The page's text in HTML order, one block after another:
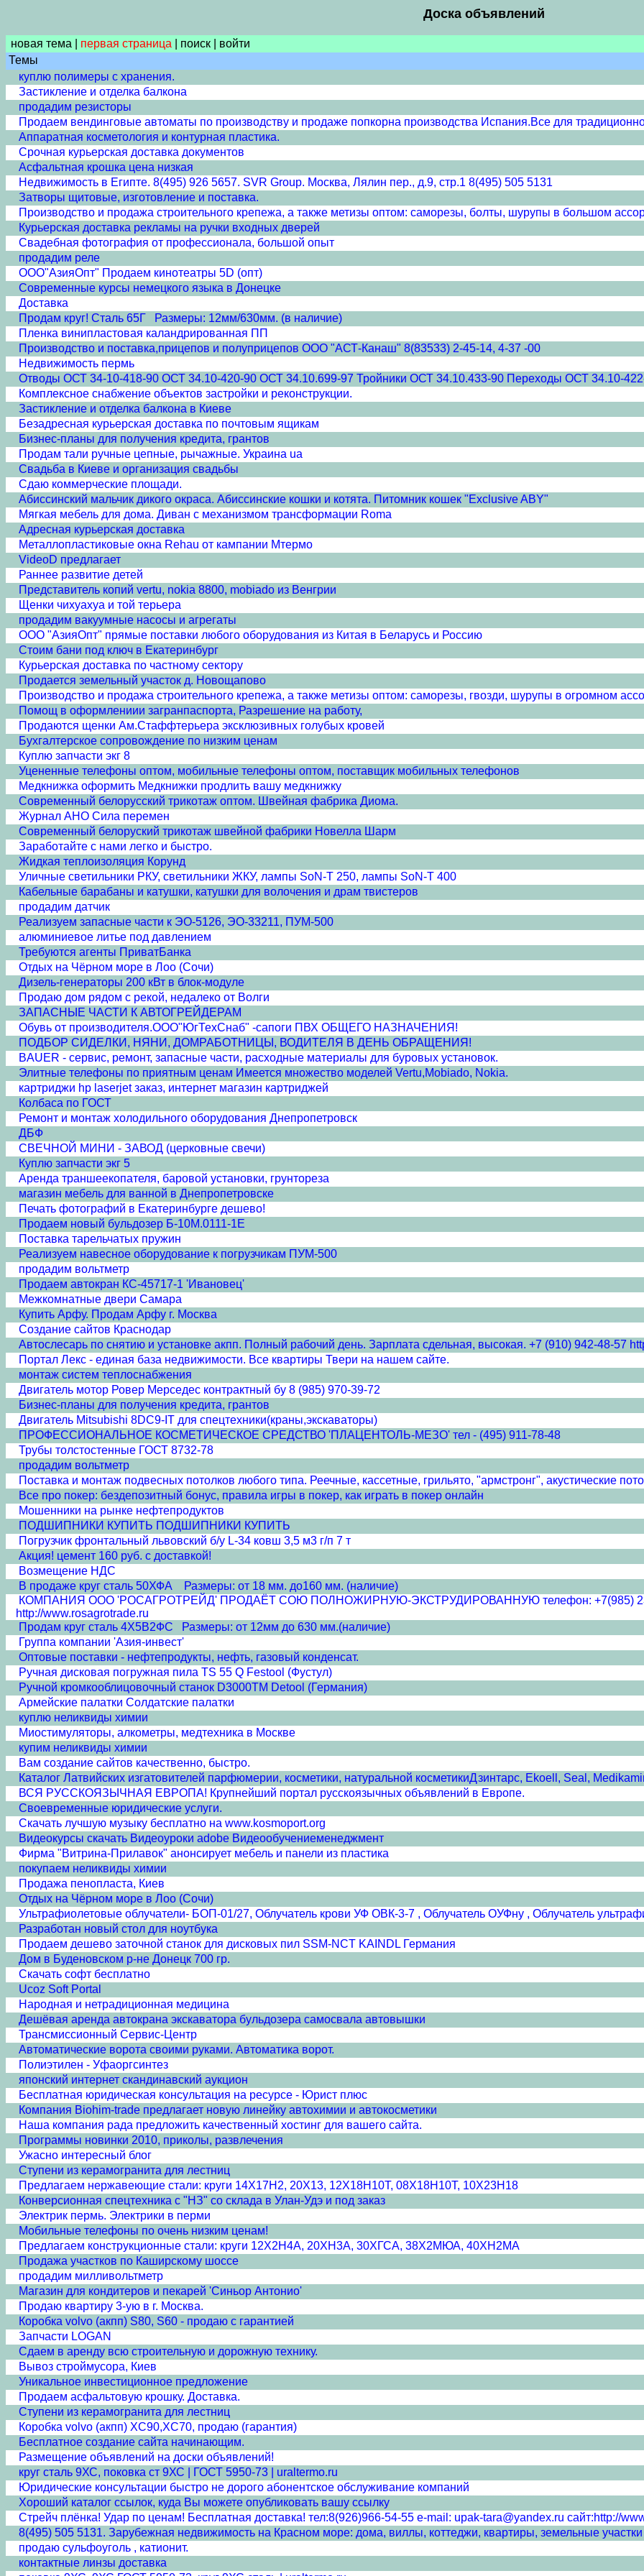
Доска объявлений
новая тема первая страница поиск войти
Темы
куплю полимеры с хранения.
Застикление и отделка балкона
продадим резисторы
Продаем вендинговые автоматы по производству и продаже попкорна производства Испания.Все для
Аппаратная косметология и контурная пластика.
Срочная курьерская доставка документов
Асфальтная крошка цена низкая
Недвижимость в Египте. 8(495) 926 5657. SVR Group. Москва, Лялин пер., д.9, стр.1 8(495) 505 5131
Затворы щитовые, изготовление и поставка.
Производство и продажа строительного крепежа, а также метизы оптом: саморезы, болты, шурупы в большом
Курьерская доставка рекламы на ручки входных дверей
Свадебная фотография от профессионала, большой опыт
продадим реле
ООО"АзияОпт" Продаем кинотеатры 5D (опт)
Современные курсы немецкого языка в Донецке
Доставка
Продам круг! Сталь 65Г Размеры: 12мм/630мм. (в наличие)
Пленка винипластовая каландрированная ПП
Производство и поставка,прицепов и полуприцепов ООО "АСТ-Канаш" 8(83533) 2-45-14, 4-37 -00
Недвижимость пермь
Отводы ОСТ 34-10-418-90 ОСТ 34.10-420-90 ОСТ 34.10.699-97 Тройники ОСТ 34.10.433-90 Переходы ОСТ 34.10-
Комплексное снабжение объектов застройки и реконструкции.
Застикление и отделка балкона в Киеве
Безадресная курьерская доставка по почтовым ящикам
Бизнес-планы для получения кредита, грантов
Продам тали ручные цепные, рычажные. Украина ua
Свадьба в Киеве и организация свадьбы
Сдаю коммерческие площади.
Абиссинский мальчик дикого окраса. Абиссинские кошки и котята. Питомник кошек "Exclusive ABY"
Мягкая мебель для дома. Диван с механизмом трансформации Roma
Адресная курьерская доставка
Металлопластиковые окна Rehau от кампании Мтермо
VideoD предлагает
Раннее развитие детей
Представитель копий vertu, nokia 8800, mobiado из Венгрии
Щенки чихуахуа и той терьера
продадим вакуумные насосы и агрегаты
ООО "АзияОпт" прямые поставки любого оборудования из Китая в Беларусь и Россию
Стоим бани под ключ в Екатеринбург
Курьерская доставка по частному сектору
Продается земельный участок д. Новощапово
Производство и продажа строительного крепежа, а также метизы оптом: саморезы, гвозди, шурупы в огромном
Помощ в оформлениии загранпаспорта, Разрешение на работу,
Продаются щенки Ам.Стаффтерьера эксклюзивных голубых кровей
Бухгалтерское сопровождение по низким ценам
Куплю запчасти экг 8
Уцененные телефоны оптом, мобильные телефоны оптом, поставщик мобильных телефонов
Медкнижка оформить Медкнижки продлить вашу медкнижку
Современный белорусский трикотаж оптом. Швейная фабрика Диома.
Журнал АНО Сила перемен
Современный белоруский трикотаж швейной фабрики Новелла Шарм
Заработайте с нами легко и быстро.
Жидкая теплоизоляция Корунд
Уличные светильники РКУ, светильники ЖКУ, лампы SoN-T 250, лампы SoN-T 400
Кабельные барабаны и катушки, катушки для волочения и драм твистеров
продадим датчик
Реализуем запасные части к ЭО-5126, ЭО-33211, ПУМ-500
алюминиевое литье под давлением
Требуются агенты ПриватБанка
Отдых на Чёрном море в Лоо (Сочи)
Дизель-генераторы 200 кВт в блок-модуле
Продаю дом рядом с рекой, недалеко от Волги
ЗАПАСНЫЕ ЧАСТИ К АВТОГРЕЙДЕРАМ
Обувь от производителя.ООО"ЮгТехСнаб" -сапоги ПВХ ОБЩЕГО НАЗНАЧЕНИЯ!
ПОДБОР СИДЕЛКИ, НЯНИ, ДОМРАБОТНИЦЫ, ВОДИТЕЛЯ В ДЕНЬ ОБРАЩЕНИЯ!
BAUER - сервис, ремонт, запасные части, расходные материалы для буровых установок.
Элитные телефоны по приятным ценам Имеется множество моделей Vertu,Mobiado, Nokia.
картриджи hp laserjet заказ, интернет магазин картриджей
Колбаса по ГОСТ
Ремонт и монтаж холодильного оборудования Днепропетровск
ДБФ
СВЕЧНОЙ МИНИ - ЗАВОД (церковные свечи)
Куплю запчасти экг 5
Аренда траншеекопателя, баровой установки, грунтореза
магазин мебель для ванной в Днепропетровске
Печать фотографий в Екатеринбурге дешево!
Продаем новый бульдозер Б-10М.0111-1Е
Поставка тарельчатых пружин
Реализуем навесное оборудование к погрузчикам ПУМ-500
продадим вольтметр
Продаем автокран КС-45717-1 'Ивановец'
Межкомнатные двери Cамара
Купить Арфу. Продам Арфу г. Москва
Создание сайтов Краснодар
Автослесарь по снятию и установке акпп. Полный рабочий день. Зарплата сдельная, высокая. +7 (910) 942-48-57
Портал Лекс - единая база недвижимости. Все квартиры Твери на нашем сайте.
монтаж систем теплоснабжения
Двигатель мотор Ровер Мерседес контрактный бу 8 (985) 970-39-72
Бизнес-планы для получения кредита, грантов
Двигатель Mitsubishi 8DC9-IT для спецтехники(краны,экскаваторы)
ПРОФЕССИОНАЛЬНОЕ КОСМЕТИЧЕСКОЕ СРЕДСТВО 'ПЛАЦЕНТОЛЬ-МЕЗО' тел - (495) 911-78-48
Трубы толстостенные ГОСТ 8732-78
продадим вольтметр
Поставка и монтаж подвесных потолков любого типа. Реечные, кассетные, грильято, "армстронг", акустические
Все про покер: бездепозитный бонус, правила игры в покер, как играть в покер онлайн
Мошенники на рынке нефтепродуктов
ПОДШИПНИКИ КУПИТЬ ПОДШИПНИКИ КУПИТЬ
Погрузчик фронтальный львовский б/у L-34 ковш 3,5 м3 г/п 7 т
Акция! цемент 160 руб. с доставкой!
Возмещение НДС
В продаже круг сталь 50ХФА Размеры: от 18 мм. до160 мм. (наличие)
КОМПАНИЯ ООО 'РОСАГРОТРЕЙД' ПРОДАЁТ СОЮ ПОЛНОЖИРНУЮ-ЭКСТРУДИРОВАННУЮ телефон: +7(985) 233-
http://www.rosagrotrade.ru
Продам круг сталь 4Х5В2ФС Размеры: от 12мм до 630 мм.(наличие)
Группа компании 'Азия-инвест'
Оптовые поставки - нефтепродукты, нефть, газовый конденсат.
Ручная дисковая погружная пила TS 55 Q Festool (Фустул)
Ручной кромкооблицовочный станок D3000TM Detool (Германия)
Армейские палатки Солдатские палатки
куплю неликвиды химии
Миостимуляторы, алкометры, медтехника в Москве
купим неликвиды химии
Вам создание сайтов качественно, быстро.
Каталог Латвийских изгатовителей парфюмерии, косметики, натуральной косметикиДзинтарс, Ekoell, Seal,
ВСЯ РУССКОЯЗЫЧНАЯ ЕВРОПА! Крупнейший портал русскоязычных объявлений в Европе.
Своевременные юридические услуги.
Скачать лучшую музыку бесплатно на www.kosmoport.org
Видеокурсы скачать Видеоуроки adobe Видеообучениеменеджмент
Фирма "Витрина-Прилавок" анонсирует мебель и панели из пластика
покупаем неликвиды химии
Продажа пенопласта, Киев
Отдых на Чёрном море в Лоо (Сочи)
Ультрафиолетовые облучатели- БОП-01/27, Облучатель крови УФ ОВК-3-7 , Облучатель ОУФну , Облучатель
Разработан новый стол для ноутбука
Продаем дешево заточной станок для дисковых пил SSM-NCT KAINDL Германия
Дом в Буденовском р-не Донецк 700 гр.
Скачать софт бесплатно
Ucoz Soft Portal
Народная и нетрадиционная медицина
Дешёвая аренда автокрана экскаватора бульдозера самосвала автовышки
Трансмиссионный Сервис-Центр
Автоматические ворота своими руками. Автоматика ворот.
Полиэтилен - Уфаоргсинтез
японский интернет скандинавский аукцион
Бесплатная юридическая консультация на ресурсе - Юрист плюс
Компания Biohim-trade предлагает новую линейку автохимии и автокосметики
Наша компания рада предложить качественный хостинг для вашего сайта.
Программы новинки 2010, приколы, развлечения
Ужасно интересный блог
Ступени из керамогранита для лестниц
Предлагаем нержавеющие стали: круги 14Х17Н2, 20Х13, 12Х18Н10Т, 08Х18Н10Т, 10Х23Н18
Конверсионная спецтехника с "НЗ" со склада в Улан-Удэ и под заказ
Электрик пермь. Электрики в перми
Мобильные телефоны по очень низким ценам!
Предлагаем конструкционные стали: круги 12Х2Н4А, 20ХН3А, 30ХГСА, 38Х2МЮА, 40ХН2МА
Продажа участков по Каширскому шоссе
продадим милливольтметр
Магазин для кондитеров и пекарей 'Синьор Антонио'
Продаю квартиру 3-ую в г. Москва.
Коробка volvo (акпп) S80, S60 - продаю с гарантией
Запчасти LOGAN
Сдаем в аренду всю строительную и дорожную технику.
Вывоз строймусора, Киев
Уникальное инвестиционное предложение
Продаем асфальтовую крошку. Доставка.
Ступени из керамогранита для лестниц
Коробка volvo (акпп) XC90,XC70, продаю (гарантия)
Бесплатное создание сайта начинающим.
Размещение объявлений на доски объявлений!
круг сталь 9ХС, поковка ст 9ХС | ГОСТ 5950-73 | uraltermo.ru
Юридические консультации быстро не дорого абонентское обслуживание компаний
Хороший каталог ссылок, куда Вы можете опубликовать вашу ссылку
Стрейч плёнка! Удар по ценам! Бесплатная доставка! тел:8(926)966-54-55 e-mail: upak-tara@yandex.ru сайт:http://
8(495) 505 5131. Зарубежная недвижимость на Красном море: дома, виллы, коттеджи, квартиры, земельные участки
продаю сульфоуголь , катионит.
контактные линзы доставка